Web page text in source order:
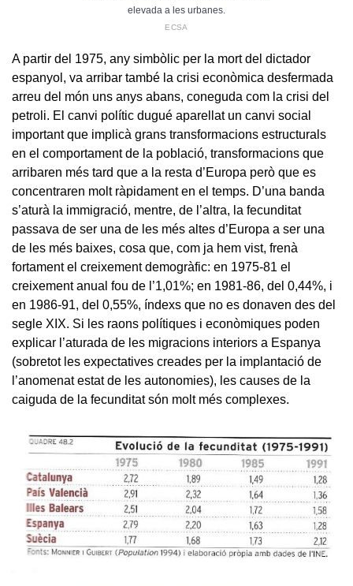
elevada a les urbanes.
ECSA
A partir del 1975, any simbòlic per la mort del dictador
espanyol, va arribar també la crisi econòmica desfermada
arreu del món uns anys abans, coneguda com la crisi del
petroli. El canvi polític dugué aparellat un canvi social
important que implicà grans transformacions estructurals
en el comportament de la població, transformacions que
arribaren més tard que a la resta d’Europa però que es
concentraren molt ràpidament en el temps. D’una banda
s’aturà la immigració, mentre, de l’altra, la fecunditat
passava de ser una de les més altes d’Europa a ser una
de les més baixes, cosa que, com ja hem vist, frenà
fortament el creixement demogràfic: en 1975-81 el
creixement anual fou de l’1,01%; en 1981-86, del 0,44%, i
en 1986-91, del 0,55%, índexs que no es donaven des del
segle XIX. Si les raons polítiques i econòmiques poden
explicar l’aturada de les migracions interiors a Espanya
(sobretot les expectatives creades per la implantació de
l’anomenat estat de les autonomies), les causes de la
caiguda de la fecunditat són molt més complexes.